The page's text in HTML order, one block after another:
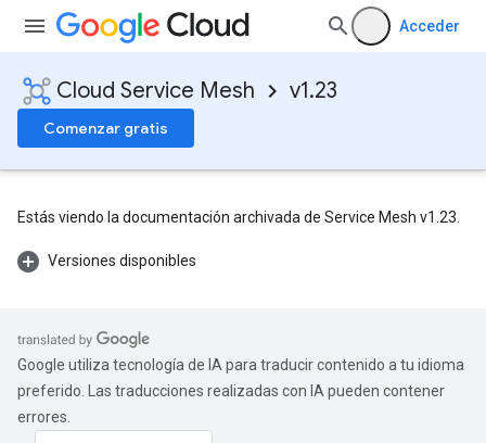
Acceder
Cloud Service Mesh v1.23
Comenzar gratis
Estás viendo la documentación archivada de Service Mesh v1.23.
Versiones disponibles
Google utiliza tecnología de IA para traducir contenido a tu idioma
preferido. Las traducciones realizadas con IA pueden contener
errores.